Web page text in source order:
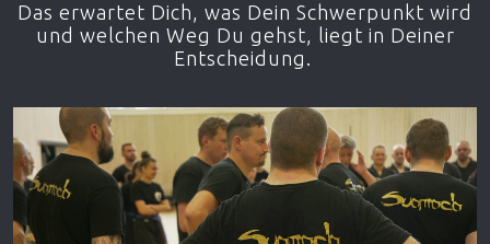
Das erwartet Dich, was Dein Schwerpunkt wird
und welchen Weg Du gehst, liegt in Deiner
Entscheidung.